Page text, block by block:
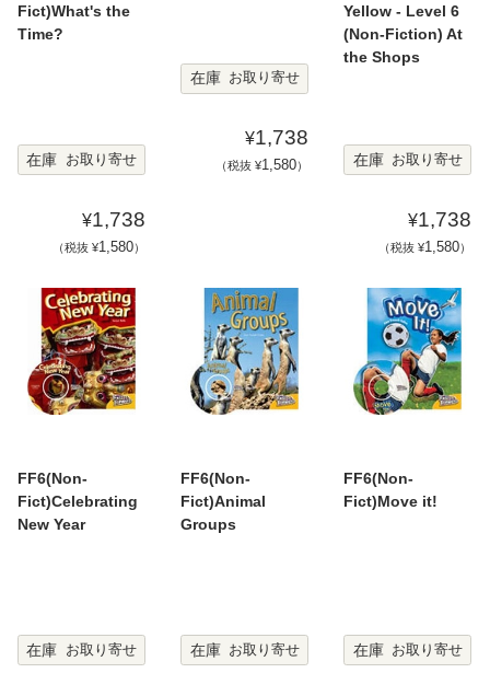
Fict)What's the
Time?
在庫 お取り寄せ
¥1,738
（税抜 ¥1,580）
在庫 お取り寄せ
¥1,738
（税抜 ¥1,580）
Yellow - Level 6
(Non-Fiction) At
the Shops
在庫 お取り寄せ
¥1,738
（税抜 ¥1,580）
FF6(Non-
Fict)Celebrating
New Year
在庫 お取り寄せ
FF6(Non-
Fict)Animal
Groups
在庫 お取り寄せ
FF6(Non-
Fict)Move it!
在庫 お取り寄せ